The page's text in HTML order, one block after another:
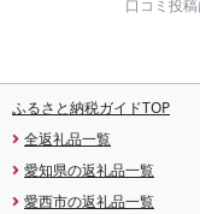
口コミ投
ふるさと納税ガイドTOP
全返礼品一覧
愛知県の返礼品一覧
愛西市の返礼品一覧